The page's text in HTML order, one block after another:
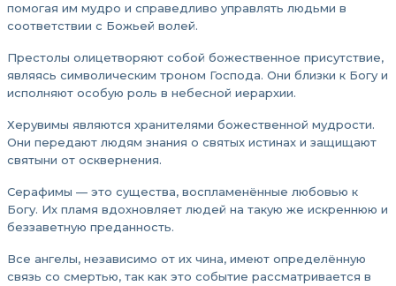
помогая им мудро и справедливо управлять людьми в
соответствии с Божьей волей.
Престолы олицетворяют собой божественное присутствие,
являясь символическим троном Господа. Они близки к Богу и
исполняют особую роль в небесной иерархии.
Херувимы являются хранителями божественной мудрости.
Они передают людям знания о святых истинах и защищают
святыни от осквернения.
Серафимы — это существа, воспламенённые любовью к
Богу. Их пламя вдохновляет людей на такую же искреннюю и
беззаветную преданность.
Все ангелы, независимо от их чина, имеют определённую
связь со смертью, так как это событие рассматривается в